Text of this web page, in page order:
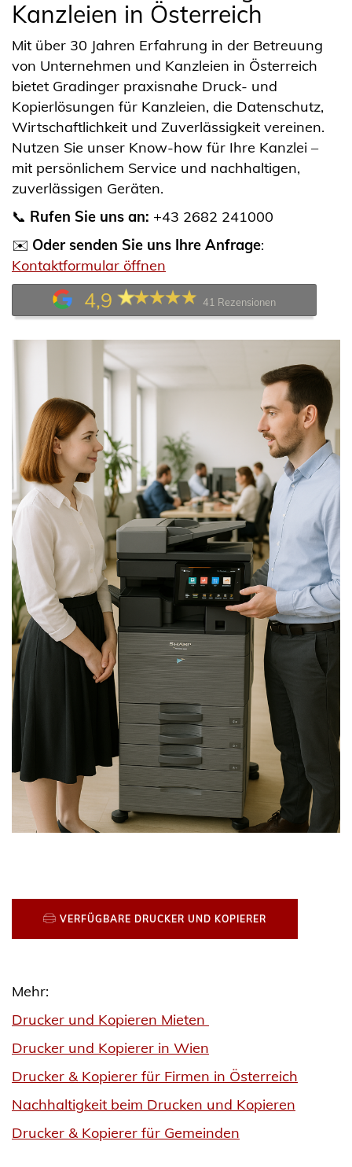
Kanzleien in Österreich
Mit über 30 Jahren Erfahrung in der Betreuung
von Unternehmen und Kanzleien in Österreich
bietet Gradinger praxisnahe Druck- und
Kopierlösungen für Kanzleien, die Datenschutz,
Wirtschaftlichkeit und Zuverlässigkeit vereinen.
Nutzen Sie unser Know-how für Ihre Kanzlei –
mit persönlichem Service und nachhaltigen,
zuverlässigen Geräten.
📞 Rufen Sie uns an: +43 2682 241000
✉️ Oder senden Sie uns Ihre Anfrage:
Kontaktformular öffnen
4,9 41 Rezensionen
VERFÜGBARE DRUCKER UND KOPIERER
Mehr:
Drucker und Kopieren Mieten
Drucker und Kopierer in Wien
Drucker & Kopierer für Firmen in Österreich
Nachhaltigkeit beim Drucken und Kopieren
Drucker & Kopierer für Gemeinden